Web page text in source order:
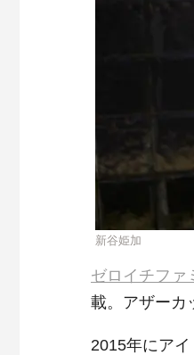
新谷姫加
ゼロイチファ
載。アザーカ
2015年にア